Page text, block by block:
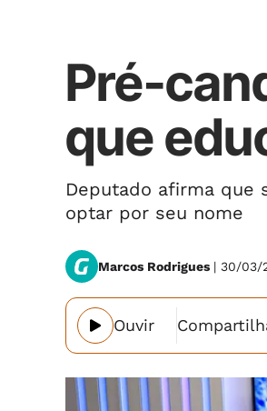
Pré-
que
Deputado afirma que
optar por seu nome
Marcos Rodrigues | 30/03/
Ouvir